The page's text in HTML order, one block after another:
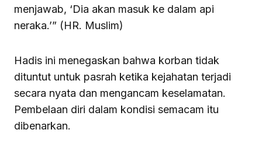
menjawab, ‘Dia akan masuk ke dalam api
neraka.’” (HR. Muslim)
Hadis ini menegaskan bahwa korban tidak
dituntut untuk pasrah ketika kejahatan terjadi
secara nyata dan mengancam keselamatan.
Pembelaan diri dalam kondisi semacam itu
dibenarkan.